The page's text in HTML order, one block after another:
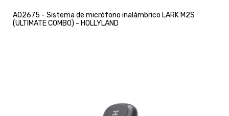
A02675 - Sistema de micrófono inalámbrico LARK M2S
(ULTIMATE COMBO) - HOLLYLAND